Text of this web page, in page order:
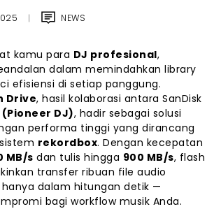
NEWS
kamu para DJ profesional,
dalam memindahkan library
efisiensi di setiap panggung.
Drive, hasil kolaborasi antara SanDisk
DJ), hadir sebagai solusi
performa tinggi yang dirancang
rekordbox. Dengan kecepatan
MB/s dan tulis hingga 900 MB/s, flash
transfer ribuan file audio
dalam hitungan detik —
bagi workflow musik Anda.